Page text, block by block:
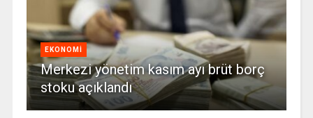
EKONOMI
Merkezi yönetim kasım ayı brüt borç
stoku açıklandı